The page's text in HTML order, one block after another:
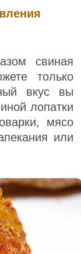
свиная
только
вкус вы
лопатки
мясо
или